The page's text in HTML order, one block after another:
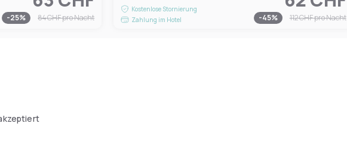
-25% 84 CHFpro Nacht
Kostenlose Stornierung
Zahlung im Hotel
-45% 112 CHFpro Nacht